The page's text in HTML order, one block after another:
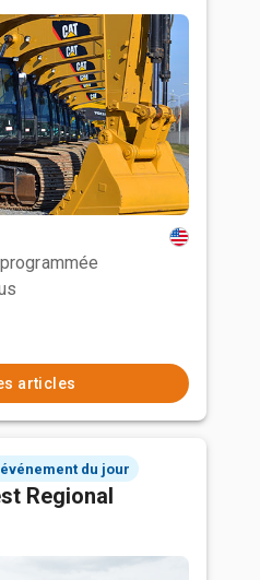
articles
événement du jour
Regional